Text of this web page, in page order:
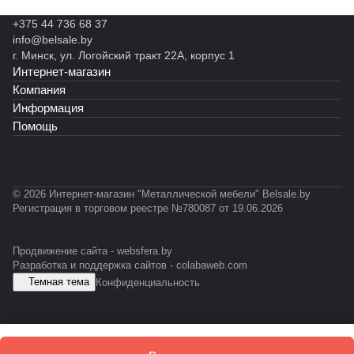
M
Z-
P
R
O
FI
L
ы
й
С
Т
Ф
У
ы
й
М
К
ы
С
T
0
3
1
С
0
5
1
й
М
C
E
S
D
+375 44 736 68 37
info@belsale.by
г. Минск, ул. Логойский тракт 22А, корпус 1
Интернет-магазин
Компания
Информация
Помощь
© 2026 Интернет-магазин "Металлической мебели" Belsale.by
Регистрация в торговом реестре №780087 от 19.06.2026
Продвижение сайта - websfera.by
Разработка и поддержка сайтов - colabaweb.com
Темная тема
Конфиденциальность